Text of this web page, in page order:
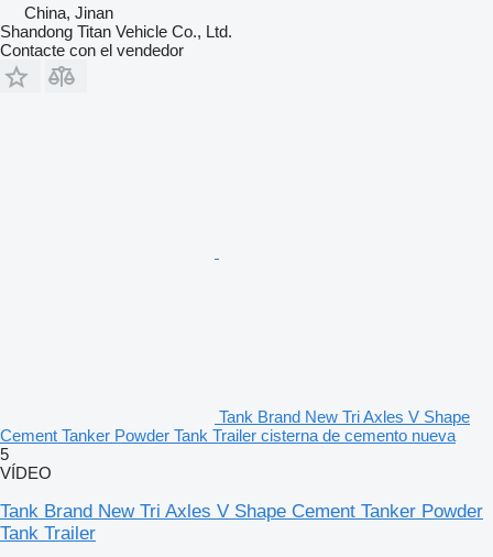
China, Jinan
Shandong Titan Vehicle Co., Ltd.
Contacte con el vendedor
Tank Brand New Tri Axles V Shape
Cement Tanker Powder Tank Trailer cisterna de cemento nueva
5
VÍDEO
Tank Brand New Tri Axles V Shape Cement Tanker Powder
Tank Trailer